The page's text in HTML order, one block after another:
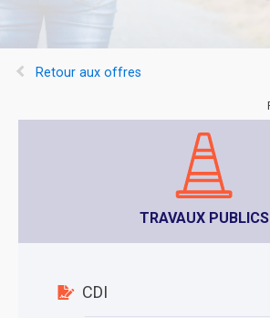
Retour aux offres
TRAVAUX PUBLICS
CDI